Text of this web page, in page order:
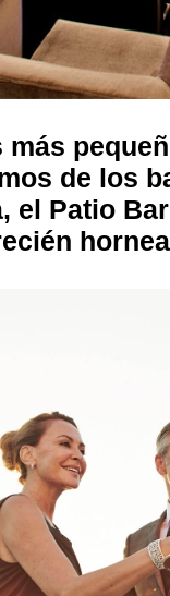
más
de los
el Patio